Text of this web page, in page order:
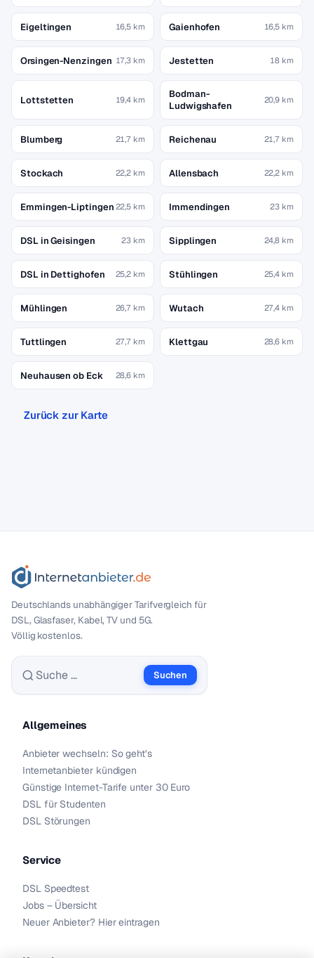
Eigeltingen 16,5 km Gaienhofen 16,5 km
Orsingen-Nenzingen 17,3 km Jestetten 18 km
Lottstetten 19,4 km
Bodman-
Ludwigshafen
20,9 km
Blumberg 21,7 km Reichenau 21,7 km
Stockach 22,2 km Allensbach 22,2 km
Emmingen-Liptingen 22,5 km Immendingen 23 km
DSL in Geisingen 23 km Sipplingen 24,8 km
DSL in Dettighofen 25,2 km Stühlingen 25,4 km
Mühlingen 26,7 km Wutach 27,4 km
Tuttlingen 27,7 km Klettgau 28,6 km
Neuhausen ob Eck 28,6 km
Zurück zur Karte
Deutschlands unabhängiger Tarif­vergleich für
DSL, Glasfaser, Kabel, TV und 5G.
Völlig kostenlos.
Suche nach:
Suchen
Allgemeines
Anbieter wechseln: So geht’s
Internetanbieter kündigen
Günstige Internet-Tarife unter 30 Euro
DSL für Studenten
DSL Störungen
Service
DSL Speedtest
Jobs – Übersicht
Neuer Anbieter? Hier eintragen